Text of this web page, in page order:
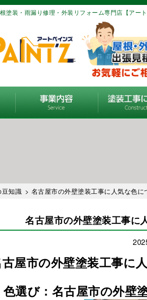
塗装・雨漏り修理・外装リフォーム専門店【アー
知識 > 名古屋市の外壁塗装工事に人気な色に
名古屋市の外壁塗装工事に
屋市の外壁塗装工事に
色選び：名古屋市の外壁